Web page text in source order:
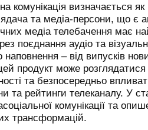
комунікація визначається
та медіа-персони, що є
медіа телебачення має
поєднання аудіо та
наповнення – від випусків
продукт може
та безпосередньо
та рейтинги телеканалу. У
комунікації та
трансформацій.